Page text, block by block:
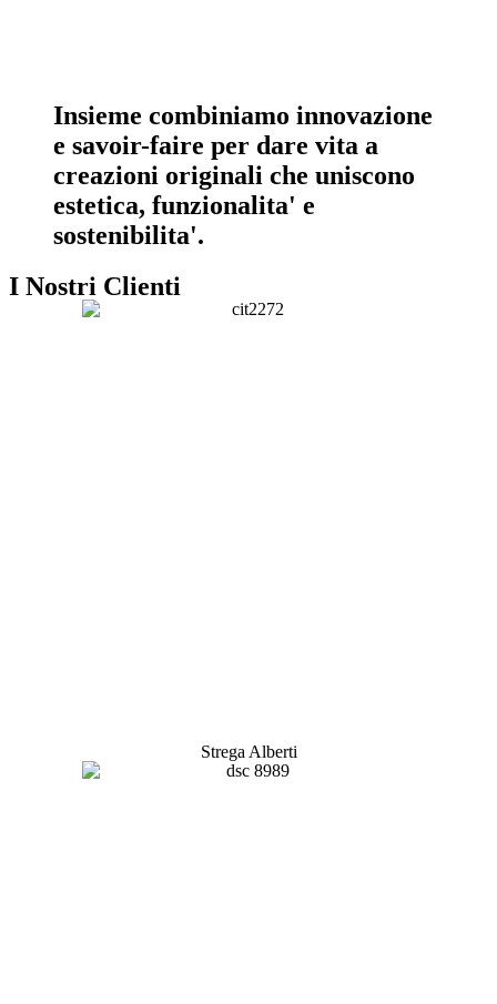
Insieme combiniamo innovazione
e savoir-faire per dare vita a
creazioni originali che uniscono
estetica, funzionalita' e
sostenibilita'.
I Nostri Clienti
Strega Alberti